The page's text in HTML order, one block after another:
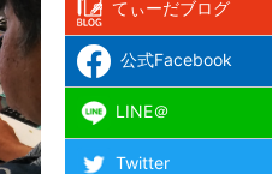
てぃーだブログ
公式Facebook
LINE＠
Twitter